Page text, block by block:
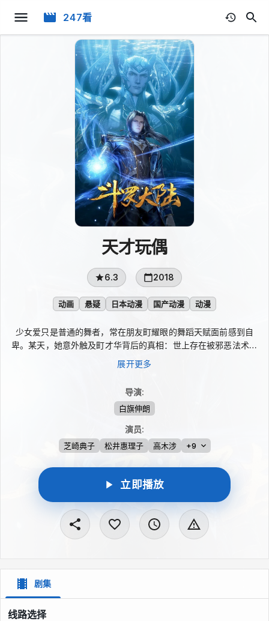
247看
天才玩偶
6.3 2018
动画 悬疑 日本动漫 国产动漫 动漫
少女爱只是普通的舞者，常在朋友町耀眼的舞蹈天赋面前感到自
卑。某天，她意外触及町才华背后的真相：世上存在被邪恶法术缩
成手掌大小的天才“恶偶”，持有者便能拥有天才般的能力。为了救
出已成为制造恶偶的“裁缝师”的町，爱踏上与裁缝师代代对立的
展开更多
导演:
白旗伸朗
演员:
芝崎典子 松井惠理子 高木涉 +9
立即播放
剧集
线路选择